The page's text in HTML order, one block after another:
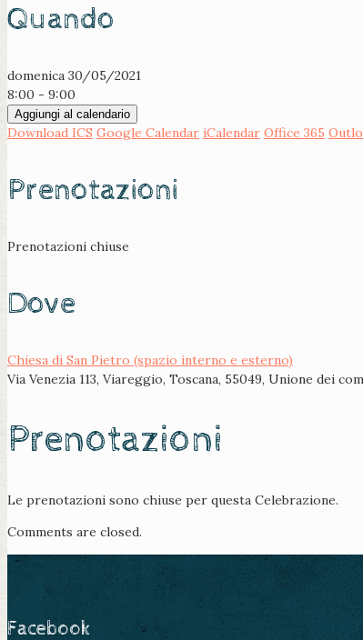
Quando
domenica 30/05/2021
8:00 - 9:00
Aggiungi al calendario
Download ICS Google Calendar iCalendar Office 365
Prenotazioni
Prenotazioni chiuse
Dove
Chiesa di San Pietro (spazio interno e esterno)
Via Venezia 113, Viareggio, Toscana, 55049, Unione dei
Prenotazioni
Le prenotazioni sono chiuse per questa Celebrazione.
Comments are closed.
Facebook